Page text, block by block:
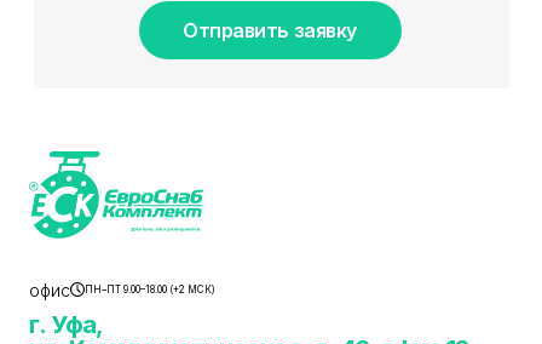
Отправить заявку
офис ПН–ПТ 9.00–18.00 (+2 МСК)
г. Уфа,